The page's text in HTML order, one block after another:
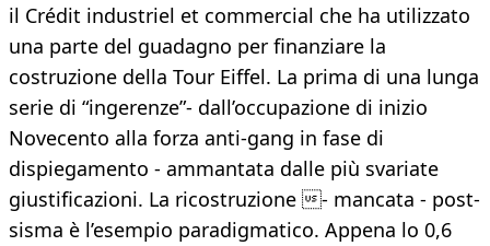
il Crédit industriel et commercial che ha utilizzato
una parte del guadagno per finanziare la
costruzione della Tour Eiffel. La prima di una lunga
serie di “ingerenze”- dall’occupazione di inizio
Novecento alla forza anti-gang in fase di
dispiegamento - ammantata dalle più svariate
giustificazioni. La ricostruzione - mancata - post-
sisma è l’esempio paradigmatico. Appena lo 0,6